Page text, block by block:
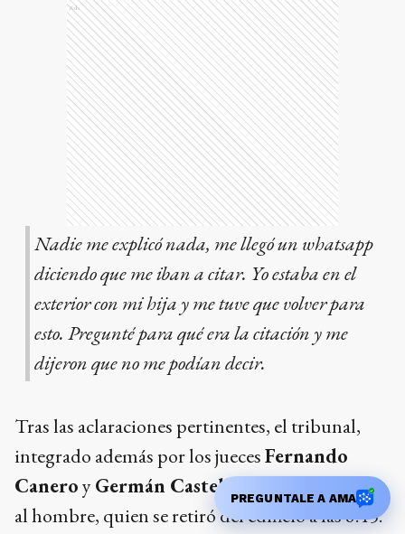
Ads
Nadie me explicó nada, me llegó un whatsapp
diciendo que me iban a citar. Yo estaba en el
exterior con mi hija y me tuve que volver para
esto. Pregunté para qué era la citación y me
dijeron que no me podían decir.
Tras las aclaraciones pertinentes, el tribunal,
integrado además por los juecesFernando
CaneroyGermán Castelli, le pidió disculpas
al hombre, quien se retiró del edificio a las 8.45.
PREGUNTALE A AMA